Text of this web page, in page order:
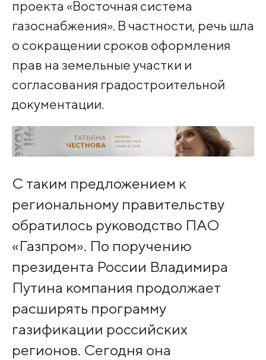
проекта «Восточная система
газоснабжения». В частности, речь шла
о сокращении сроков оформления
прав на земельные участки и
согласования градостроительной
документации.
С таким предложением к
региональному правительству
обратилось руководство ПАО
«Газпром». По поручению
президента России Владимира
Путина компания продолжает
расширять программу
газификации российских
регионов. Сегодня она